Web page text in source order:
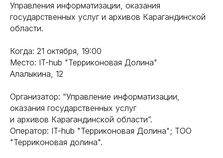
Управления информатизации, оказания
государственных услуг и архивов Карагандинской
области.
Когда: 21 октября, 19:00
Место: IT-hub "Терриконовая Долина"
Алалыкина, 12
Организатор: “Управление информатизации,
оказания государственных услуг
и архивов Карагандинской области”.
Оператор: IT-hub "Терриконовая Долина"; ТОО
"Терриконовая долина".